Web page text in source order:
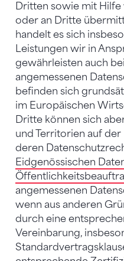
Dritten sowie mit
oder an Dritte
handelt es sich
Leistungen wir in
gewährleisten auch
angemessenen
befinden sich
im Europäischen
Dritte können sich
und Territorien auf
deren
Eidgenössischen
angemessenen
wenn aus anderen
durch eine
Vereinbarung,